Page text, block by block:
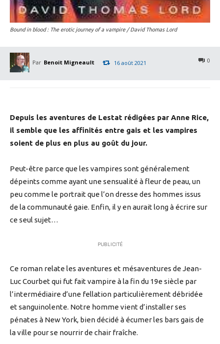
Bound in blood : The erotic journey of a vampire / David Thomas Lord
Par Benoit Migneault 0
16 août 2021
Depuis les aventures de Lestat rédigées par Anne Rice,
il semble que les affinités entre gais et les vampires
soient de plus en plus au goût du jour.
Peut-être parce que les vampires sont généralement
dépeints comme ayant une sensualité à fleur de peau, un
peu comme le portrait que l’on dresse des hommes issus
de la communauté gaie. Enfin, il y en aurait long à écrire sur
ce seul sujet…
PUBLICITÉ
Ce roman relate les aventures et mésaventures de Jean-
Luc Courbet qui fut fait vampire à la fin du 19e siècle par
l’intermédiaire d’une fellation particulièrement débridée
et sanguinolente. Notre homme vient d’installer ses
pénates à New York, bien décidé à écumer les bars gais de
la ville pour se nourrir de chair fraîche.